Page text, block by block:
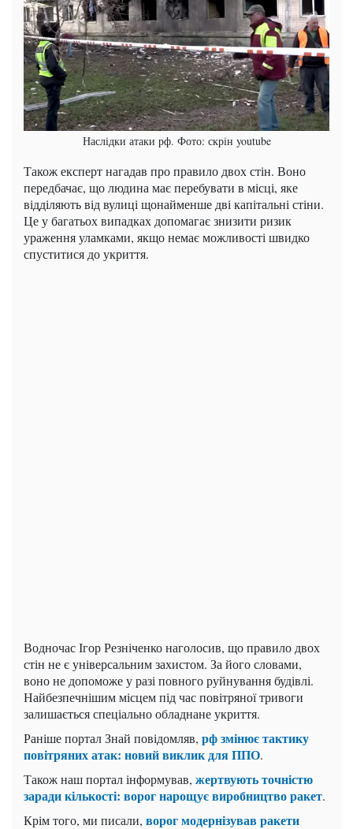
Наслідки атаки рф. Фото: скрін youtube
Також експерт нагадав про правило двох стін. Воно
передбачає, що людина має перебувати в місці, яке
відділяють від вулиці щонайменше дві капітальні стіни.
Це у багатьох випадках допомагає знизити ризик
ураження уламками, якщо немає можливості швидко
спуститися до укриття.
Водночас Ігор Резніченко наголосив, що правило двох
стін не є універсальним захистом. За його словами,
воно не допоможе у разі повного руйнування будівлі.
Найбезпечнішим місцем під час повітряної тривоги
залишається спеціально обладнане укриття.
Раніше портал Знай повідомляв, рф змінює тактику
повітряних атак: новий виклик для ППО.
Також наш портал інформував, жертвують точністю
заради кількості: ворог нарощує виробництво ракет.
Крім того, ми писали, ворог модернізував ракети